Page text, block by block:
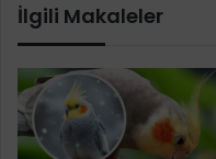
İlgili Makaleler